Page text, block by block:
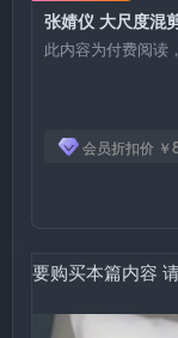
张婧仪 大尺度混
此内容为付费阅读
会员折扣价 ￥
要购买本篇内容